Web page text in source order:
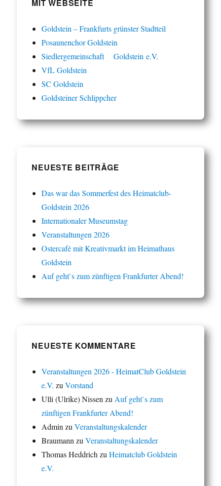
MIT WEBSEITE
Goldstein – Frankfurts grünster Stadtteil
Posaunenchor Goldstein
Siedlergemeinschaft Goldstein e.V.
VfL Goldstein
SC Goldstein
Goldsteiner Schlippcher
NEUESTE BEITRÄGE
Das war das Sommerfest des Heimatclub-
Goldstein 2026
Internationaler Museumstag
Veranstaltungen 2026
Ostercafé mit Kreativmarkt im Heimathaus
Goldstein
Auf geht`s zum zünftigen Frankfurter Abend!
NEUESTE KOMMENTARE
Veranstaltungen 2026 - HeimatClub Goldstein
e.V. zuVorstand
Ulli (Ulrike) Nissen zu Auf geht`s zum
zünftigen Frankfurter Abend!
Admin zuVeranstaltungskalender
Braumann zuVeranstaltungskalender
Thomas Heddrich zuHeimatclub Goldstein
e.V.